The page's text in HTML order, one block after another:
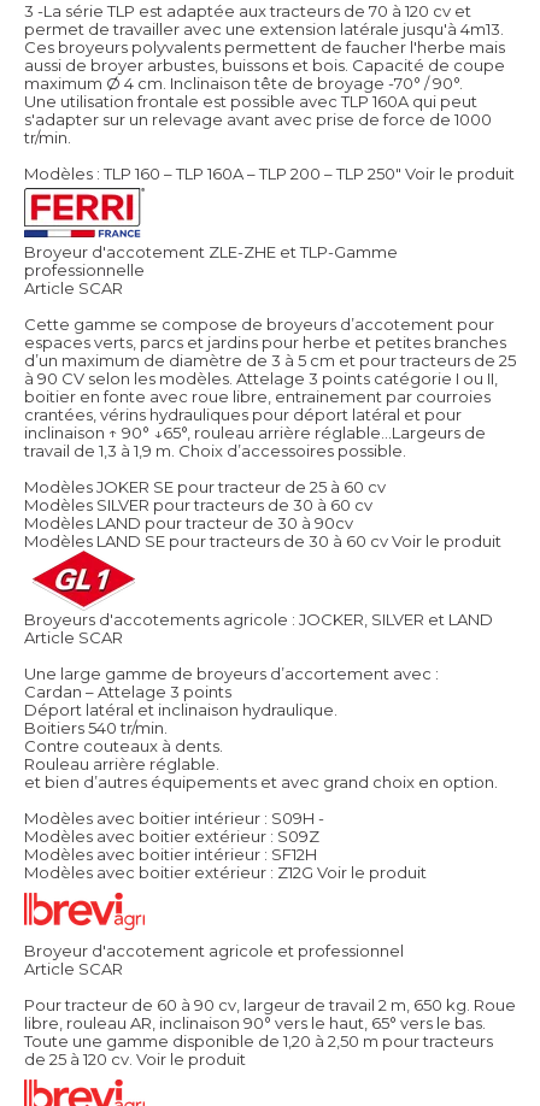
3 -La série TLP est adaptée aux tracteurs de 70 à 120 cv et
permet de travailler avec une extension latérale jusqu'à 4m13.
Ces broyeurs polyvalents permettent de faucher l'herbe mais
aussi de broyer arbustes, buissons et bois. Capacité de coupe
maximum Ø 4 cm. Inclinaison tête de broyage -70° / 90°.
Une utilisation frontale est possible avec TLP 160A qui peut
s'adapter sur un relevage avant avec prise de force de 1000
tr/min.
Modèles : TLP 160 – TLP 160A – TLP 200 – TLP 250" Voir le produit
Broyeur d'accotement ZLE-ZHE et TLP-Gamme
professionnelle
Article SCAR
Cette gamme se compose de broyeurs d’accotement pour
espaces verts, parcs et jardins pour herbe et petites branches
d’un maximum de diamètre de 3 à 5 cm et pour tracteurs de 25
à 90 CV selon les modèles. Attelage 3 points catégorie I ou II,
boitier en fonte avec roue libre, entrainement par courroies
crantées, vérins hydrauliques pour déport latéral et pour
inclinaison ↑ 90° ↓65°, rouleau arrière réglable…Largeurs de
travail de 1,3 à 1,9 m. Choix d’accessoires possible.
Modèles JOKER SE pour tracteur de 25 à 60 cv
Modèles SILVER pour tracteurs de 30 à 60 cv
Modèles LAND pour tracteur de 30 à 90cv
Modèles LAND SE pour tracteurs de 30 à 60 cvVoir le produit
Broyeurs d'accotements agricole : JOCKER, SILVER et LAND
Article SCAR
Une large gamme de broyeurs d’accortement avec :
Cardan – Attelage 3 points
Déport latéral et inclinaison hydraulique.
Boitiers 540 tr/min.
Contre couteaux à dents.
Rouleau arrière réglable.
et bien d’autres équipements et avec grand choix en option.
Modèles avec boitier intérieur : S09H -
Modèles avec boitier extérieur : S09Z
Modèles avec boitier intérieur : SF12H
Modèles avec boitier extérieur : Z12G Voir le produit
Broyeur d'accotement agricole et professionnel
Article SCAR
Pour tracteur de 60 à 90 cv, largeur de travail 2 m, 650 kg. Roue
libre, rouleau AR, inclinaison 90° vers le haut, 65° vers le bas.
Toute une gamme disponible de 1,20 à 2,50 m pour tracteurs
de 25 à 120 cv. Voir le produit